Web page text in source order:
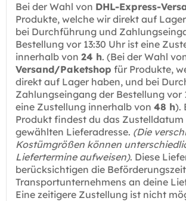
Bei der Wahl von DHL-Express-
Produkte, welche wir direkt auf
bei Durchführung und
Bestellung vor 13:30 Uhr ist eine
innerhalb von 24 h. (Bei der Wahl
Versand/Paketshop für Produkte,
direkt auf Lager haben, und bei
Zahlungseingang der Bestellung vor
eine Zustellung innerhalb von 48 h).
Produkt findest du das Zustelldatum
gewählten Lieferadresse. (Die
Kostümgrößen können
Liefertermine aufweisen). Diese
berücksichtigen die
Transportunternehmens an deine
Eine zeitigere Zustellung ist nicht